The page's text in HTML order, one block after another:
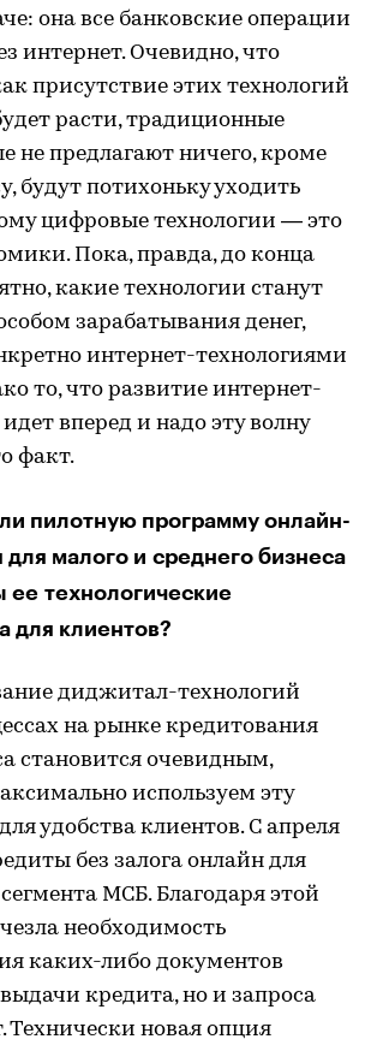
она все банковские операции
интернет. Очевидно, что
присутствие этих технологий
расти, традиционные
не предлагают ничего, кроме
будут потихоньку уходить
цифровые технологии — это
Пока, правда, до конца
какие технологии станут
зарабатывания денег,
интернет-технологиями
то, что развитие интернет-
вперед и надо эту волну
факт.
пилотную программу онлайн-
для малого и среднего бизнеса
технологические
для клиентов?
диджитал-технологий
на рынке кредитования
становится очевидным,
используем эту
удобства клиентов. С апреля
без залога онлайн для
МСБ. Благодаря этой
необходимость
каких-либо документов
кредита, но и запроса
Технически новая опция